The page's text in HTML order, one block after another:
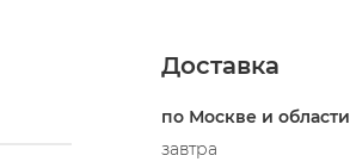
Доставка
по Москве и области
завтра